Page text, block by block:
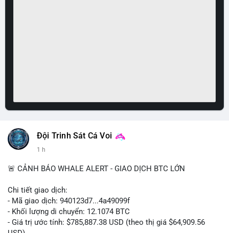
Đội Trinh Sát Cá Voi
1 h
🚨 CẢNH BÁO WHALE ALERT - GIAO DỊCH BTC LỚN
Chi tiết giao dịch:
- Mã giao dịch: 940123d7...4a49099f
- Khối lượng di chuyển: 12.1074 BTC
- Giá trị ước tính: $785,887.38 USD (theo thị giá $64,909.56